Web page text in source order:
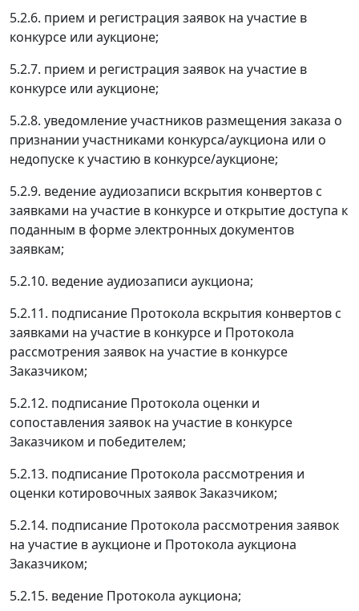
5.2.6. прием и регистрация заявок на участие в
конкурсе или аукционе;
5.2.7. прием и регистрация заявок на участие в
конкурсе или аукционе;
5.2.8. уведомление участников размещения заказа о
признании участниками конкурса/аукциона или о
недопуске к участию в конкурсе/аукционе;
5.2.9. ведение аудиозаписи вскрытия конвертов с
заявками на участие в конкурсе и открытие доступа к
поданным в форме электронных документов
заявкам;
5.2.10. ведение аудиозаписи аукциона;
5.2.11. подписание Протокола вскрытия конвертов с
заявками на участие в конкурсе и Протокола
рассмотрения заявок на участие в конкурсе
Заказчиком;
5.2.12. подписание Протокола оценки и
сопоставления заявок на участие в конкурсе
Заказчиком и победителем;
5.2.13. подписание Протокола рассмотрения и
оценки котировочных заявок Заказчиком;
5.2.14. подписание Протокола рассмотрения заявок
на участие в аукционе и Протокола аукциона
Заказчиком;
5.2.15. ведение Протокола аукциона;